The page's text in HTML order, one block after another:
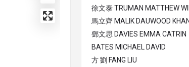
徐文泰 TRUMAN MATTHEW
馬立齊 MALIK DAUWOOD KHAN
鄧文思 DAVIES EMMA CATRIN
BATES MICHAEL DAVID
方 劉 FANG LIU